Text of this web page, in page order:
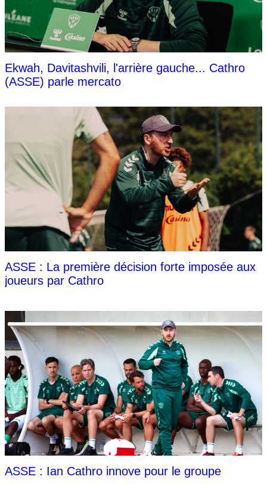
Ekwah, Davitashvili, l'arrière gauche... Cathro
(ASSE) parle mercato
ASSE : La première décision forte imposée aux
joueurs par Cathro
ASSE : Ian Cathro innove pour le groupe